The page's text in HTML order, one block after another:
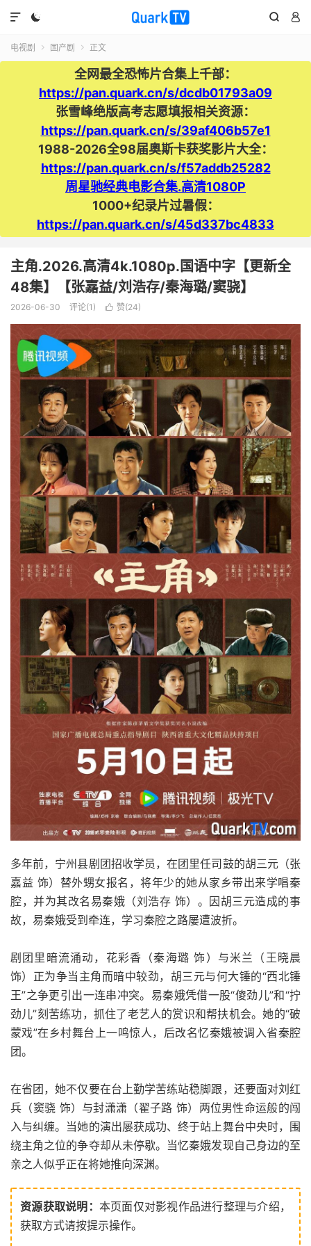
  

电视剧  国产剧  正文
全网最全恐怖片合集上千部：
https://pan.quark.cn/s/dcdb01793a09
张雪峰绝版高考志愿填报相关资源：
https://pan.quark.cn/s/39af406b57e1
1988-2026全98届奥斯卡获奖影片大全：
https://pan.quark.cn/s/f57addb25282
周星驰经典电影合集.高清1080P
1000+纪录片过暑假：
https://pan.quark.cn/s/45d337bc4833
主角.2026.高清4k.1080p.国语中字【更新全
48集】【张嘉益/刘浩存/秦海璐/窦骁】
2026-06-30 评论(1)  赞(24)
多年前，宁州县剧团招收学员，在团里任司鼓的胡三元（张
嘉益 饰）替外甥女报名，将年少的她从家乡带出来学唱秦
腔，并为其改名易秦娥（刘浩存 饰）。因胡三元造成的事
故，易秦娥受到牵连，学习秦腔之路屡遭波折。
剧团里暗流涌动，花彩香（秦海璐 饰）与米兰（王晓晨
饰）正为争当主角而暗中较劲，胡三元与何大锤的“西北锤
王”之争更引出一连串冲突。易秦娥凭借一股“傻劲儿”和“拧
劲儿”刻苦练功，抓住了老艺人的赏识和帮扶机会。她的“破
蒙戏”在乡村舞台上一鸣惊人，后改名忆秦娥被调入省秦腔
团。
在省团，她不仅要在台上勤学苦练站稳脚跟，还要面对刘红
兵（窦骁 饰）与封潇潇（翟子路 饰）两位男性命运般的闯
入与纠缠。当她的演出屡获成功、终于站上舞台中央时，围
绕主角之位的争夺却从未停歇。当忆秦娥发现自己身边的至
亲之人似乎正在将她推向深渊。
资源获取说明： 本页面仅对影视作品进行整理与介绍，
获取方式请按提示操作。